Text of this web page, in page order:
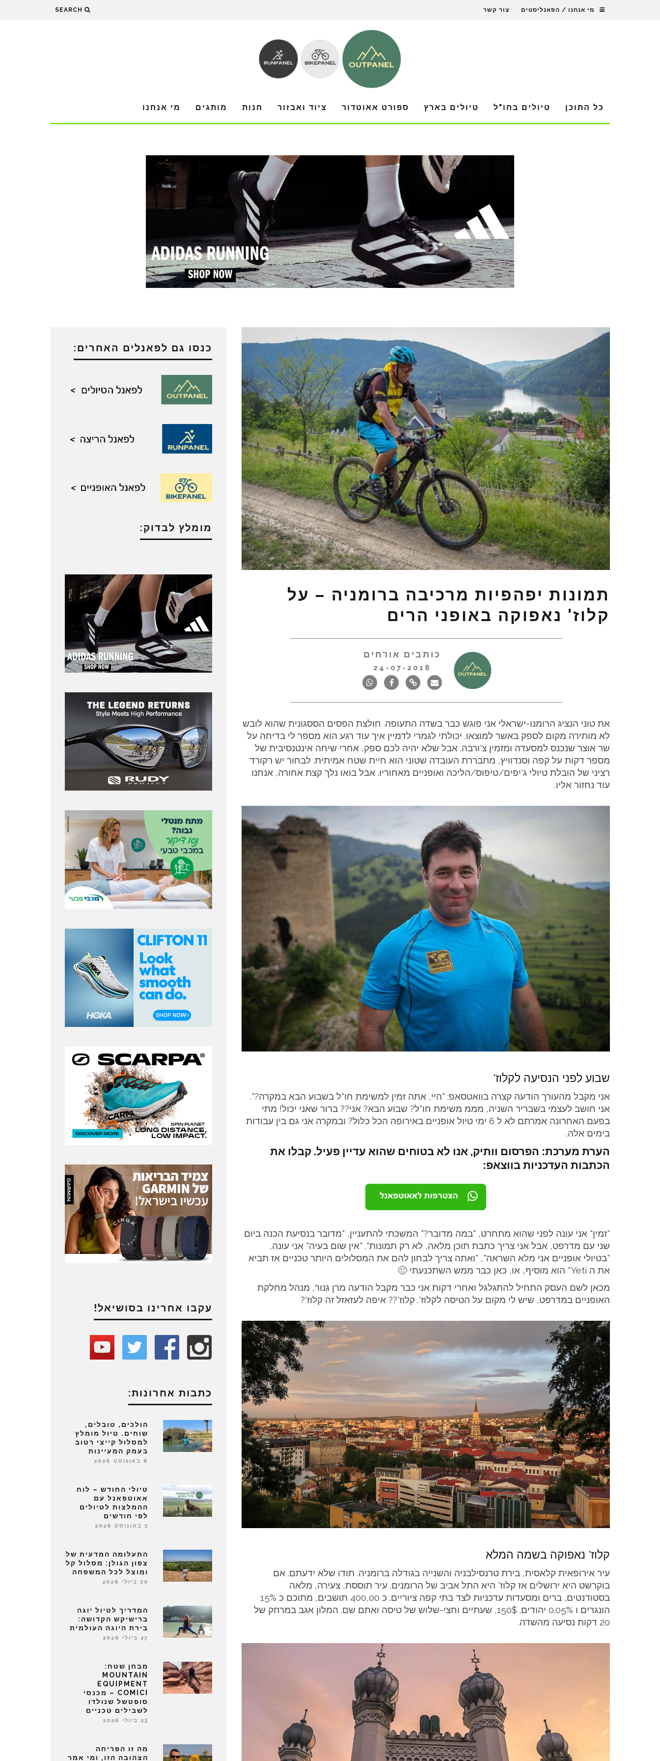
מי אנחנו / הפאנליסטים צור קשר SEARCH
כל התוכן טיולים בחו"ל טיולים בארץ ספורט אאוטדור ציוד ואבזור חנות מותגים מי אנחנו
תמונות יפהפיות מרכיבה ברומניה – על
קלוז' נאפוקה באופני הרים
כותבים אורחים
24-07-2018
את טוני הנציג הרומנו-ישראלי אני פוגש כבר בשדה התעופה. חולצת הפסים הססגונית שהוא לובש
לא מותירה מקום לספק באשר למוצאו. יכולתי לגמרי לדמיין איך עוד רגע הוא מספר לי בדיחה על
שר אוצר שנכנס למסעדה ומזמין צ'ורבה. אבל שלא יהיה לכם ספק, אחרי שיחה אינטנסיבית של
מספר דקות על קפה וסנדוויץ, מתבררת העובדה שטוני הוא חיית שטח אמיתית. לבחור יש רקורד
רציני של הובלת טיולי ג'יפים/טיפוס/הליכה ואופניים מאחוריו. אבל בואו נלך קצת אחורה, אנחנו
עוד נחזור אליו.
שבוע לפני הנסיעה לקלוז'
אני מקבל מהעורך הודעה קצרה בוואטסאפ: "היי, אתה זמין למשימת חו"ל בשבוע הבא במקרה?".
אני חושב לעצמי בשבריר השניה, מממ משימת חו"ל? שבוע הבא? אני?? ברור שאני יכול! מתי
בפעם האחרונה אמרתם לא ל 6 ימי טיול אופניים באירופה הכל כלול? ובמקרה אני גם בין עבודות
בימים אלה.
הערת מערכת: הפרסום וותיק, אנו לא בטוחים שהוא עדיין פעיל. קבלו את
הכתבות העדכניות בווצאפ:
"זמין" אני עונה לפני שהוא מתחרט, "במה מדובר?" המשכתי להתעניין, "מדובר בנסיעת הכנה ביום
שני עם מדרפט, אבל אני צריך כתבת תוכן מלאה, לא רק תמונות". "אין שום בעיה" אני עונה,
"בטיולי אופניים אני מלא השראה", "ואתה צריך לבחון להם את המסלולים היותר טכניים אז תביא
את ה Yeti" הוא מוסיף.. או, כאן כבר ממש השתכנעתי 🙂
מכאן לשם העסק התחיל להתגלגל ואחרי דקות אני כבר מקבל הודעה מרן גנור, מנהל מחלקת
האופניים במדרפט, שיש לי מקום על הטיסה לקלוז'. קלוז'?? איפה לעזאזל זה קלוז'?
קלוז' נאפוקה בשמה המלא
עיר אירופאית קלאסית, בירת טרנסילבניה והשנייה בגודלה ברומניה. תודו שלא ידעתם. אם
בוקרשט היא ירושלים אז קלוז' היא התל אביב של הרומנים. עיר תוססת, צעירה, מלאה
בסטודנטים, ברים ומסעדות עדכניות לצד בתי קפה ציוריים. כ 400,00 תושבים, מתוכם כ 15%
הונגרים ו 0.05% יהודים. 150$, שעתיים וחצי-שלוש של טיסה ואתם שם. המלון אגב במרחק של
20 דקות נסיעה מהשדה.
כנסו גם לפאנלים האחרים:
מומלץ לבדוק:
עקבו אחרינו בסושיאל!
כתבות אחרונות:
הולכים, טובלים,
שוחים. טיול מומלץ
למסלול קייצי רטוב
בעמק המעיינות
6 באוגוסט 2026
טיולי החודש – לוח
אאוטפאנל עם
ההמלצות לטיולים
לפי חודשים
3 באוגוסט 2026
התעלומה המדעית של
צפון הגולן: מסלול קל
ומוצל לכל המשפחה
30 ביולי 2026
המדריך לטיול יוגה
ברישיקש הקדושה:
בירת היוגה העולמית
27 ביולי 2026
מבחן שטח:
MOUNTAIN
EQUIPMENT
COMICI – מכנסי
סופטשל שנולדו
לשבילים טכניים
23 ביולי 2026
מה זו הפריחה
הצהובה הזו, ומי אמר